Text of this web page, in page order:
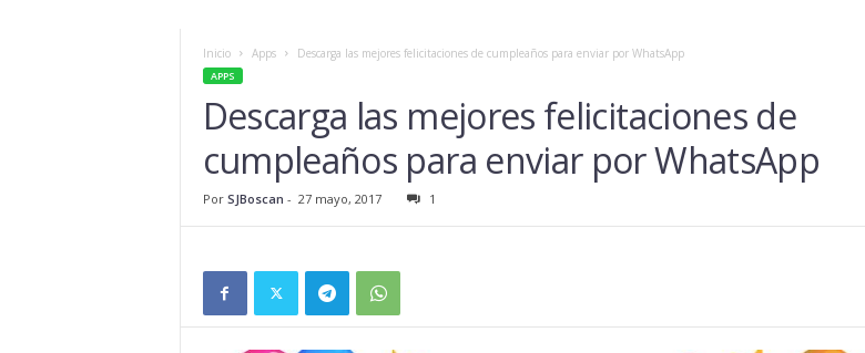
Inicio Apps Descarga las mejores felicitaciones de cumpleaños para enviar por WhatsApp
APPS
Descarga las mejores felicitaciones de
cumpleaños para enviar por WhatsApp
Por SJBoscan - 27 mayo, 2017 1